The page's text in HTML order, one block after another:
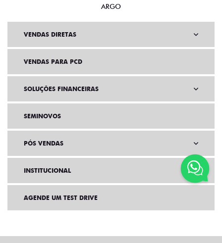
ARGO
VENDAS DIRETAS
VENDAS PARA PCD
SOLUÇÕES FINANCEIRAS
SEMINOVOS
PÓS VENDAS
INSTITUCIONAL
AGENDE UM TEST DRIVE